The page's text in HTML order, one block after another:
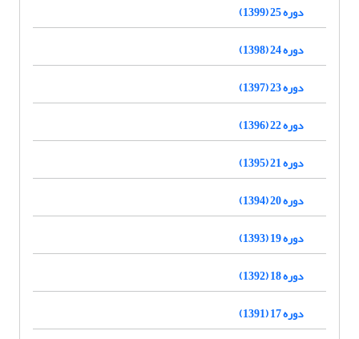
دوره 25 (1399)
دوره 24 (1398)
دوره 23 (1397)
دوره 22 (1396)
دوره 21 (1395)
دوره 20 (1394)
دوره 19 (1393)
دوره 18 (1392)
دوره 17 (1391)